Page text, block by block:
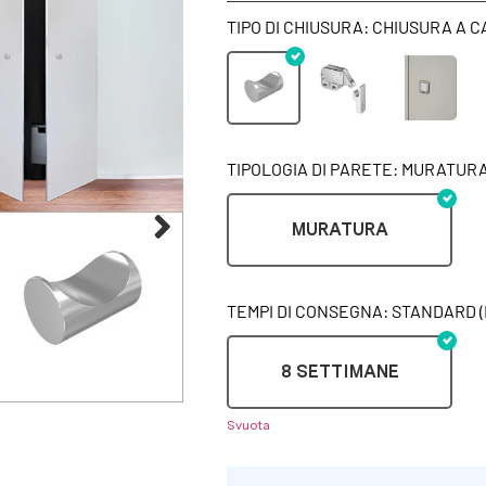
TIPO DI CHIUSURA: CHIUSURA A
TIPOLOGIA DI PARETE:
MURATURA
TEMPI DI CONSEGNA: STANDARD
8 SETTIMANE
Svuota